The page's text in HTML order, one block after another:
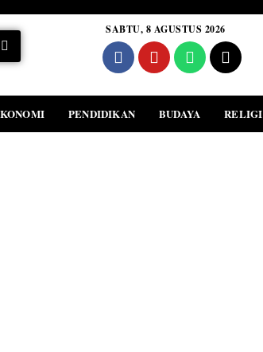
SABTU, 8 AGUSTUS 2026
PENDIDIKAN BUDAYA RELIGI